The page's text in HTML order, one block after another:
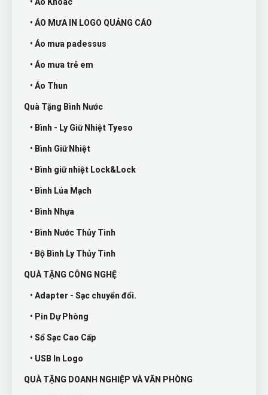
• ÁO MƯA IN LOGO QUẢNG CÁO
• Áo mưa padessus
• Áo mưa trẻ em
• Áo Thun
Quà Tặng Bình Nước
• Bình - Ly Giữ Nhiệt Tyeso
• Bình Giữ Nhiệt
• Bình giữ nhiệt Lock&Lock
• Bình Lúa Mạch
• Bình Nhựa
• Bình Nước Thủy Tinh
• Bộ Bình Ly Thủy Tinh
QUÀ TẶNG CÔNG NGHỆ
• Adapter - Sạc chuyển đổi.
• Pin Dự Phòng
• Sổ Sạc Cao Cấp
• USB In Logo
QUÀ TẶNG DOANH NGHIỆP VÀ VĂN PHÒNG